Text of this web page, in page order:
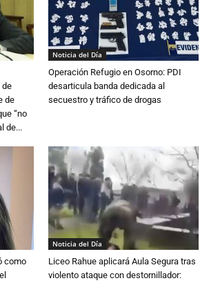
de
de
“no
de...
Noticia del Día
Operación Refugio en Osorno: PDI
desarticula banda dedicada al
secuestro y tráfico de drogas
como
Noticia del Día
Liceo Rahue aplicará Aula Segura tras
violento ataque con destornillador: